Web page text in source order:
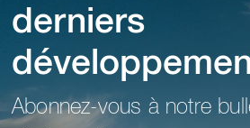
derniers
Abonnez-vous à notre